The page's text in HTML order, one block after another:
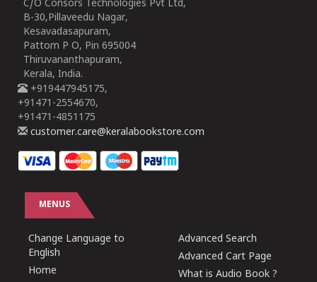
C/O Consors Technologies Pvt Ltd,
B-30,Pillaveedu Nagar,
Kesavadasapuram,
Pattom P O, Pin 695004
Thiruvananthapuram,
Kerala, India.
+919447945175,
+91471-2554670,
+91471-4851175
customer.care@keralabookstore.com
MENUS
Change Language to
English
Home
Advanced Search
Advanced Cart Page
What is Audio Book ?